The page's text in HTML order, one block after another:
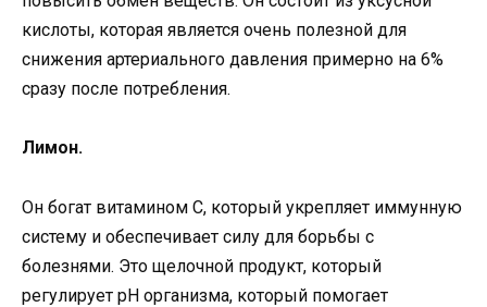
кислоты, которая является очень полезной для
снижения артериального давления примерно на 6%
сразу после потребления.
Лимон.
Он богат витамином С, который укрепляет иммунную
систему и обеспечивает силу для борьбы с
болезнями. Это щелочной продукт, который
регулирует рН организма, который помогает